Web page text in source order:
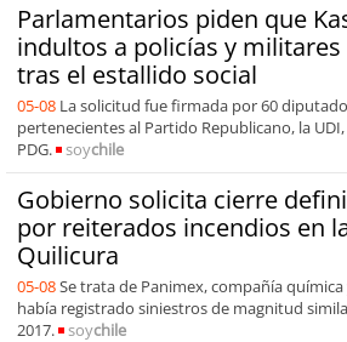
Parlamentarios piden que
indultos a policías y
tras el estallido social
05-08 La solicitud fue firmada por 60
pertenecientes al Partido Republicano, la
PDG.
soychile
Gobierno solicita cierre
por reiterados incendios en
Quilicura
05-08Se trata de Panimex, compañía
había registrado siniestros de magnitud
2017.
soychile